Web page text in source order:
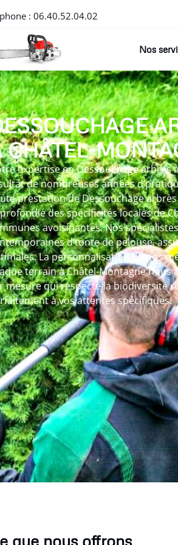
: 06.40.52.04.02
Nos
CHÂTEL-
expertise en Dessouchage arbres
de nombreuses années
prestation de Dessouchage
des spécificités locales de
avoisinantes. Nos
d’tonte de pelouse,
La personnalisation de nos
terrain à Châtel-Montagne nous
mesure qui respecte la biodiversité
à vos attentes spécifiques.
que nous offrons